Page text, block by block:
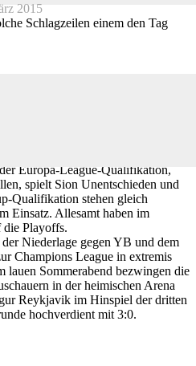
2015
Schlagzeilen einem den Tag
Europa-League-Qualifikation,
spielt Sion Unentschieden und
Qualifikation stehen gleich
Einsatz. Allesamt haben im
die Playoffs.
Niederlage gegen YB und dem
Champions League in extremis
lauen Sommerabend bezwingen die
in der heimischen Arena
Reykjavik im Hinspiel der dritten
hochverdient mit 3:0.